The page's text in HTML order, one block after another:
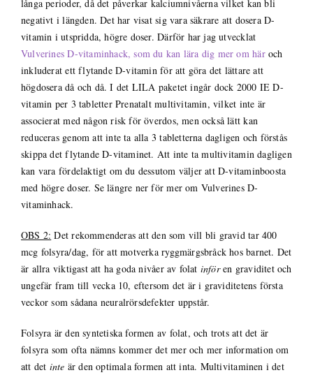
långa perioder, då det påverkar kalciumnivåerna vilket kan bli
negativt i längden. Det har visat sig vara säkrare att dosera D-
vitamin i utspridda, högre doser. Därför har jag utvecklat
Vulverines D-vitaminhack, som du kan lära dig mer om häroch
inkluderat ett flytande D-vitamin för att göra det lättare att
högdosera då och då. I det LILA paketet ingår dock 2000 IE D-
vitamin per 3 tabletter Prenatalt multivitamin, vilket inte är
associerat med någon risk för överdos, men också lätt kan
reduceras genom att inte ta alla 3 tabletterna dagligen och förstås
skippa det flytande D-vitaminet. Att inte ta multivitamin dagligen
kan vara fördelaktigt om du dessutom väljer att D-vitaminboosta
med högre doser. Se längre ner för mer om Vulverines D-
vitaminhack.
OBS 2: Det rekommenderas att den som vill bli gravid tar 400
mcg folsyra/dag, för att motverka ryggmärgsbråck hos barnet. Det
är allra viktigast att ha goda nivåer av folat infören graviditet och
ungefär fram till vecka 10, eftersom det är i graviditetens första
veckor som sådana neuralrörsdefekter uppstår.
Folsyra är den syntetiska formen av folat, och trots att det är
folsyra som ofta nämns kommer det mer och mer information om
att det inte är den optimala formen att inta. Multivitaminen i det